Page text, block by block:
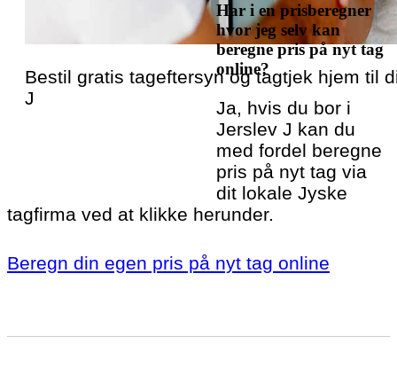
Bestil gratis tageftersyn og tagtjek hjem til
J
Har i en prisberegner
hvor jeg selv kan
beregne pris på nyt tag
online?
Ja, hvis du bor i
Jerslev J kan du
med fordel beregne
pris på nyt tag via
dit lokale Jyske
tagfirma ved at klikke herunder.
Beregn din egen pris på nyt tag online